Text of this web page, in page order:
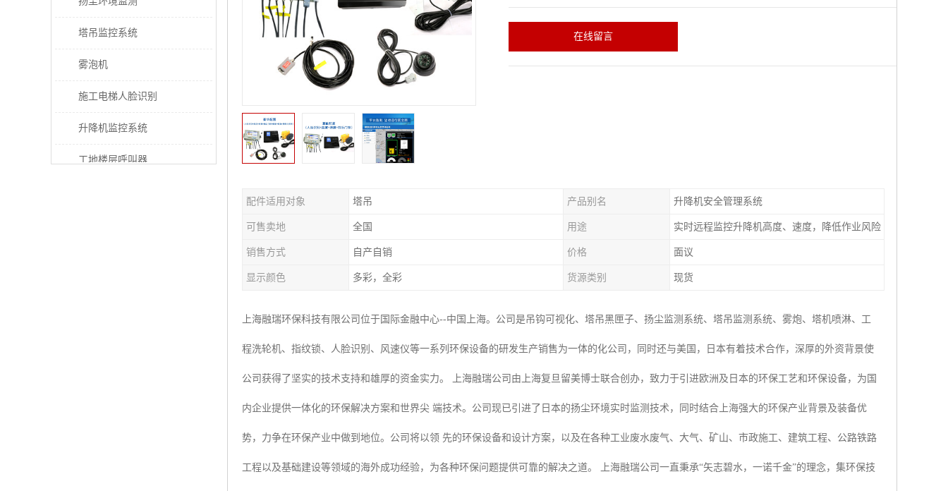
塔吊监控系统
雾泡机
施工电梯人脸识别
升降机监控系统
工地楼层呼叫器
在线留言
配件适用对象 塔吊 产品别名 升降机安全管理系统
可售卖地 全国 用途 实时远程监控升降机高度、速度，降低作业风险
销售方式 自产自销 价格 面议
显示颜色 多彩，全彩 货源类别 现货
上海融瑞环保科技有限公司位于国际金融中心--中国上海。公司是吊钩可视化、塔吊黑匣子、扬尘监测系统、塔吊监测系统、雾炮、塔机喷淋、工
程洗轮机、指纹锁、人脸识别、风速仪等一系列环保设备的研发生产销售为一体的化公司，同时还与美国，日本有着技术合作，深厚的外资背景使
公司获得了坚实的技术支持和雄厚的资金实力。 上海融瑞公司由上海复旦留美博士联合创办，致力于引进欧洲及日本的环保工艺和环保设备，为国
内企业提供一体化的环保解决方案和世界尖 端技术。公司现已引进了日本的扬尘环境实时监测技术，同时结合上海强大的环保产业背景及装备优
势，力争在环保产业中做到地位。公司将以领 先的环保设备和设计方案，以及在各种工业废水废气、大气、矿山、市政施工、建筑工程、公路铁路
工程以及基础建设等领域的海外成功经验，为各种环保问题提供可靠的解决之道。 上海融瑞公司一直秉承“矢志碧水，一诺千金”的理念，集环保技